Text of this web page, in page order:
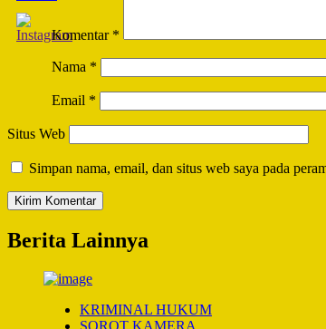
Komentar *
Nama *
Email *
Situs Web
Simpan nama, email, dan situs web saya pada
Berita Lainnya
KRIMINAL HUKUM
SOROT KAMERA